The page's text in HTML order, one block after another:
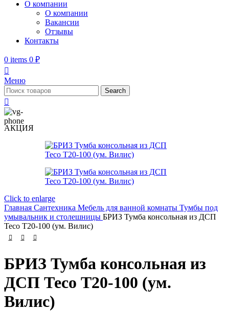
О компании
О компании
Вакансии
Отзывы
Контакты
0 items 0 ₽
Меню
Search
АКЦИЯ
Click to enlarge
Главная Сантехника Мебель для ванной комнаты Тумбы под
умывальник и столешницы БРИЗ Тумба консольная из ДСП
Тесо Т20-100 (ум. Вилис)
БРИЗ Тумба консольная из
ДСП Тесо Т20-100 (ум.
Вилис)